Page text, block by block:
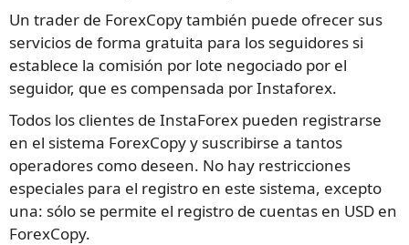
Un trader de ForexCopy también puede ofrecer sus
servicios de forma gratuita para los seguidores si
establece la comisión por lote negociado por el
seguidor, que es compensada por Instaforex.
Todos los clientes de InstaForex pueden registrarse
en el sistema ForexCopy y suscribirse a tantos
operadores como deseen. No hay restricciones
especiales para el registro en este sistema, excepto
una: sólo se permite el registro de cuentas en USD en
ForexCopy.